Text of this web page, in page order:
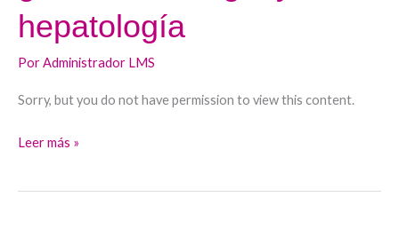
hepatología
PorAdministrador LMS
Sorry, but you do not have permission to view this content.
Leer más »